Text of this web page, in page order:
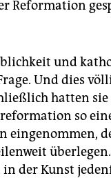
Reformation
und
Und dies
hatten
so
eingenommen,
in der Kunst